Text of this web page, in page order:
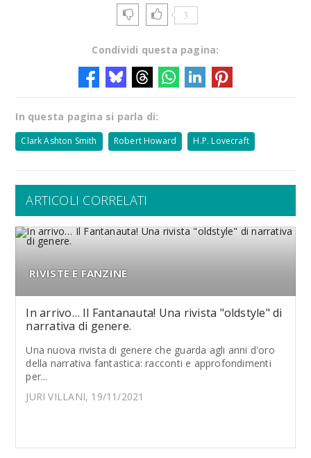
3
Condividi questa pagina:
In questa pagina si parla di:
Clark Ashton Smith Robert Howard H.P. Lovecraft
ARTICOLI CORRELATI
RIVISTE E FANZINE
In arrivo… Il Fantanauta! Una rivista "oldstyle" di
narrativa di genere.
Una nuova rivista di genere che guarda agli anni d'oro
della narrativa fantastica: racconti e approfondimenti
per...
JURI VILLANI, 19/11/2021